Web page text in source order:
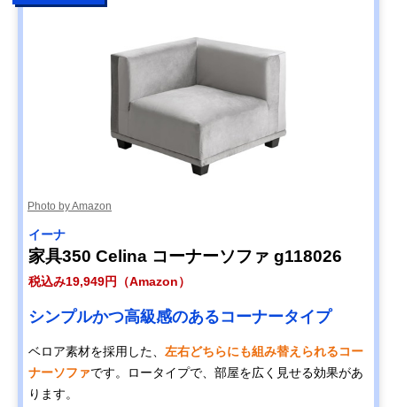
Photo by Amazon
イーナ
家具350 Celina コーナーソファ g118026
税込み19,949円（Amazon）
シンプルかつ高級感のあるコーナータイプ
ベロア素材を採用した、 左右どちらにも組み替えられるコー
ナーソファです。ロータイプで、部屋を広く見せる効果があ
ります。